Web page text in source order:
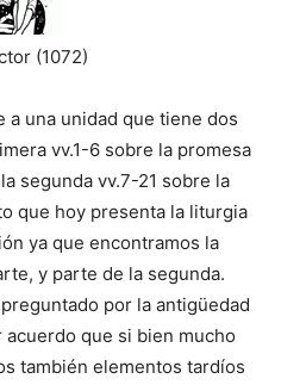
(1072)
a una unidad que tiene dos
vv.1-6 sobre la promesa
segunda vv.7-21 sobre la
que hoy presenta la liturgia
ya que encontramos la
y parte de la segunda.
por la antigüedad
que si bien mucho
también elementos tardíos